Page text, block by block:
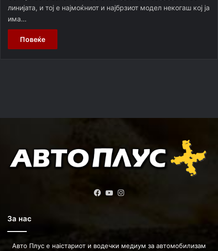
линијата, и тој е најмоќниот и најбрзиот модел некогаш кој ја
има…
Повеќе
Facebook
YouTube
За нас
Авто Плус е наістариот и водечки медиум за автомобилизам